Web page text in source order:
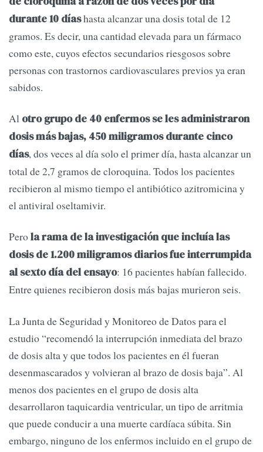
durante 10 díashasta alcanzar una dosis total de 12
gramos. Es decir, una cantidad elevada para un fármaco
como este, cuyos efectos secundarios riesgosos sobre
personas con trastornos cardiovasculares previos ya eran
sabidos.
Al otro grupo de 40 enfermos se les administraron
dosis más bajas, 450 miligramos durante cinco
días, dos veces al día solo el primer día, hasta alcanzar un
total de 2,7 gramos de cloroquina. Todos los pacientes
recibieron al mismo tiempo el antibiótico azitromicina y
el antiviral oseltamivir.
Perola rama de la investigación que incluía las
dosis de 1.200 miligramos diarios fue interrumpida
al sexto día del ensayo: 16 pacientes habían fallecido.
Entre quienes recibieron dosis más bajas murieron seis.
La Junta de Seguridad y Monitoreo de Datos para el
estudio “recomendó la interrupción inmediata del brazo
de dosis alta y que todos los pacientes en él fueran
desenmascarados y volvieran al brazo de dosis baja”. Al
menos dos pacientes en el grupo de dosis alta
desarrollaron taquicardia ventricular, un tipo de arritmia
que puede conducir a una muerte cardíaca súbita. Sin
embargo, ninguno de los enfermos incluido en el grupo de